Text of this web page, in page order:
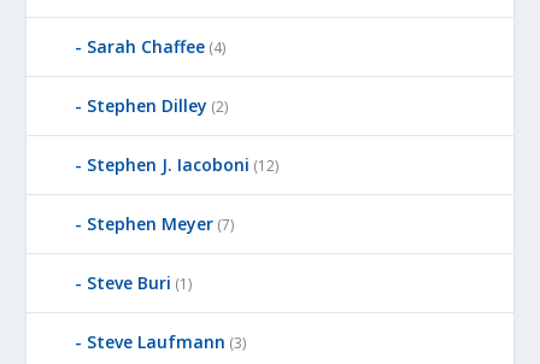
Sarah Chaffee (4)
Stephen Dilley (2)
Stephen J. Iacoboni (12)
Stephen Meyer (7)
Steve Buri (1)
Steve Laufmann (3)